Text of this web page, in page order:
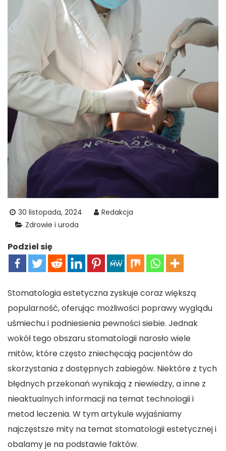
30 listopada, 2024
Redakcja
Zdrowie i uroda
Podziel się
Stomatologia estetyczna zyskuje coraz większą
popularność, oferując możliwości poprawy wyglądu
uśmiechu i podniesienia pewności siebie. Jednak
wokół tego obszaru stomatologii narosło wiele
mitów, które często zniechęcają pacjentów do
skorzystania z dostępnych zabiegów. Niektóre z tych
błędnych przekonań wynikają z niewiedzy, a inne z
nieaktualnych informacji na temat technologii i
metod leczenia. W tym artykule wyjaśniamy
najczęstsze mity na temat stomatologii estetycznej i
obalamy je na podstawie faktów.